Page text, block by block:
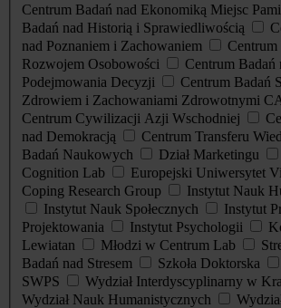
Centrum Badań nad Ekonomiką Miejsc
Badań nad Historią i Sprawiedliwością
nad Poznaniem i Zachowaniem
Centrum
Rozwojem Osobowości
Centrum Badań
Podejmowania Decyzji
Centrum Badań
Zdrowiem i Zachowaniami Zdrowotnymi
Centrum Cywilizacji Azji Wschodniej
nad Demokracją
Centrum Transferu
Badań Naukowych
Dział Marketingu
Cognition Lab
Europejski Uniwersytet
Coping Research Group
Instytut Nauk
Instytut Nauk Społecznych
Instytut
Projektowania
Instytut Psychologii
Lewiatan
Młodzi w Centrum Lab
Badań nad Stresem
Szkoła Doktorska
SWPS
Wydział Interdyscyplinarny w
Wydział Nauk Humanistycznych